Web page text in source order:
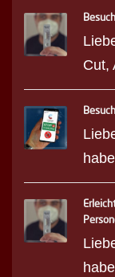
Cut,